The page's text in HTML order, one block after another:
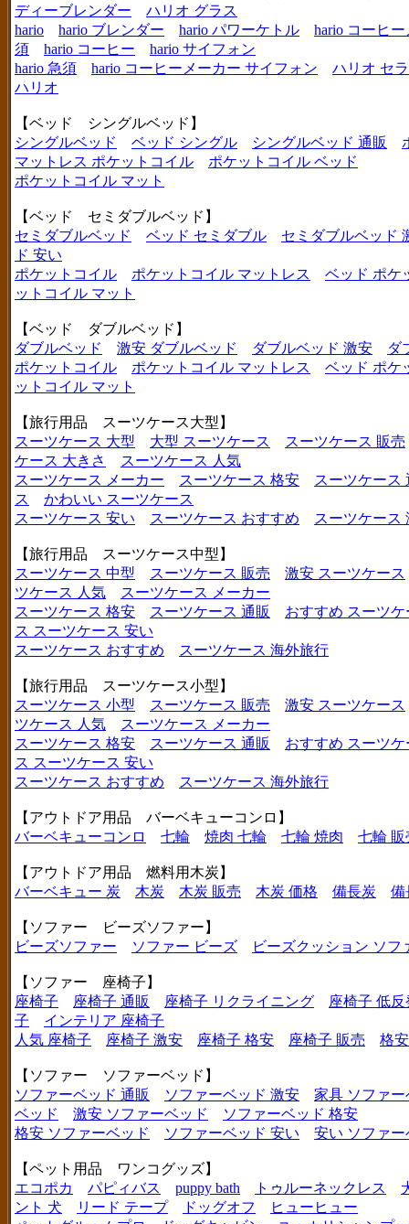
ディーブレンダー
ハリオ グラス
hario
hario ブレンダー hario パワーケトル
hario コーヒ
須
hario コーヒー
hario サイフォン
hario 急須
hario コーヒーメーカー サイフォン
ハリオ セ
ハリオ
【ベッド シングルベッド】
シングルベッド
ベッド シングル シングルベッド 通販
マットレス ポケットコイル
ポケットコイル ベッド
ポケットコイル マット
【ベッド セミダブルベッド】
セミダブルベッド
ベッド セミダブル
セミダブルベッド
ド 安い
ポケットコイル
ポケットコイル マットレス
ベッド ポケ
ットコイル マット
【ベッド ダブルベッド】
ダブルベッド
激安 ダブルベッド ダブルベッド 激安
ダ
ポケットコイル
ポケットコイル マットレス
ベッド ポケ
ットコイル マット
【旅行用品 スーツケース大型】
スーツケース 大型
大型 スーツケース
スーツケース 販売
ケース 大きさ
スーツケース 人気
スーツケース メーカー
スーツケース 格安
スーツケース
ス
かわいい スーツケース
スーツケース 安い
スーツケース おすすめ スーツケース
【旅行用品 スーツケース中型】
スーツケース 中型
スーツケース 販売
激安 スーツケース
ツケース 人気
スーツケース メーカー
スーツケース 格安
スーツケース 通販
おすすめ スーツケ
ス スーツケース 安い
スーツケース おすすめ
スーツケース 海外旅行
【旅行用品 スーツケース小型】
スーツケース 小型
スーツケース 販売
激安 スーツケース
ツケース 人気
スーツケース メーカー
スーツケース 格安
スーツケース 通販
おすすめ スーツケ
ス スーツケース 安い
スーツケース おすすめ
スーツケース 海外旅行
【アウトドア用品 バーベキューコンロ】
バーベキューコンロ
七輪 焼肉 七輪 七輪 焼肉 七輪 販
【アウトドア用品 燃料用木炭】
バーベキュー 炭
木炭 木炭 販売 木炭 価格 備長炭 備
【ソファー ビーズソファー】
ビーズソファー
ソファー ビーズ ビーズクッション ソフ
【ソファー 座椅子】
座椅子
座椅子 通販 座椅子 リクライニング
座椅子 低反
子
インテリア 座椅子
人気 座椅子
座椅子 激安 座椅子 格安 座椅子 販売 格
【ソファー ソファーベッド】
ソファーベッド 通販
ソファーベッド 激安
家具 ソファー
ベッド
激安 ソファーベッド
ソファーベッド 格安
格安 ソファーベッド
ソファーベッド 安い 安い ソファー
【ペット用品 ワンコグッズ】
エコポカ
パピィバス puppy bath トゥルーネックレス
ント 犬
リード テープ ドッグオフ
ヒューヒュー